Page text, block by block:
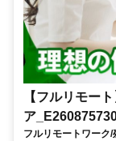
【フルリモー
ア
フルリモートワーク